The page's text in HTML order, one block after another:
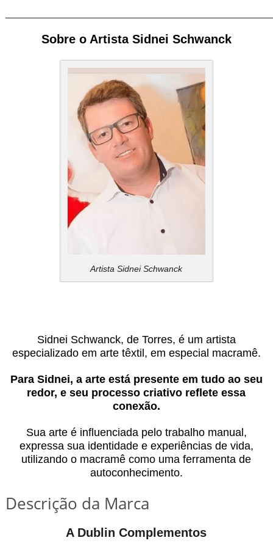
Sobre o Artista Sidnei Schwanck
Artista Sidnei Schwanck
Sidnei Schwanck, de Torres, é um artista
especializado em arte têxtil, em especial macramê.
Para Sidnei, a arte está presente em tudo ao seu
redor, e seu processo criativo reflete essa
conexão.
Sua arte é influenciada pelo trabalho manual,
expressa sua identidade e experiências de vida,
utilizando o macramê como uma ferramenta de
autoconhecimento.
Descrição da Marca
A Dublin Complementos